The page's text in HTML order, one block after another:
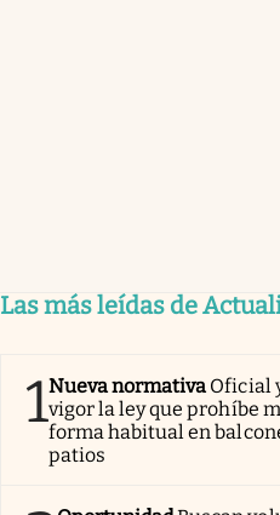
Las más leídas de
1Nueva normativa Oficial
vigor la ley que prohíbe
forma habitual en
patios